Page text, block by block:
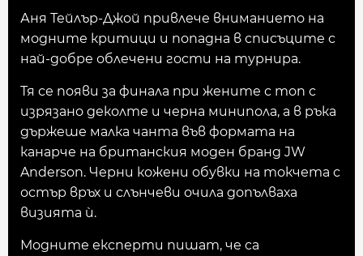
Аня Тейлър-Джой привлече вниманието на
модните критици и попадна в списъците с
най-добре облечени гости на турнира.
Тя се появи за финала при жените с топ с
изрязано деколте и черна минипола, а в ръка
държеше малка чанта във формата на
канарче на британския моден бранд JW
Anderson. Черни кожени обувки на токчета с
остър връх и слънчеви очила допълваха
визията ѝ.
Модните експерти пишат, че са